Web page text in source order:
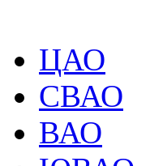
ЦАО
СВАО
ВАО